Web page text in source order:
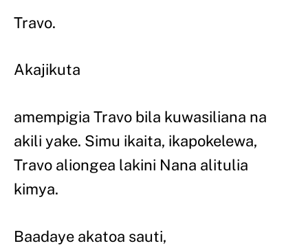
Travo.
Akajikuta
amempigia Travo bila kuwasiliana na
akili yake. Simu ikaita, ikapokelewa,
Travo aliongea lakini Nana alitulia
kimya.
Baadaye akatoa sauti,